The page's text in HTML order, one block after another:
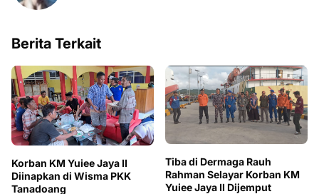
Berita Terkait
Korban KM Yuiee Jaya II
Diinapkan di Wisma PKK
Tanadoang
Tiba di Dermaga Rauh
Rahman Selayar Korban KM
Yuiee Jaya II Dijemput